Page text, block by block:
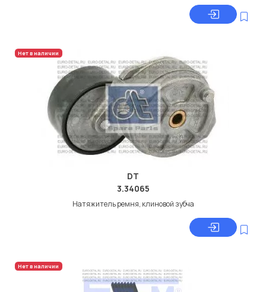
Нет в наличии
DT
3.34065
Натяжитель ремня, клиновой зубча
Нет в наличии